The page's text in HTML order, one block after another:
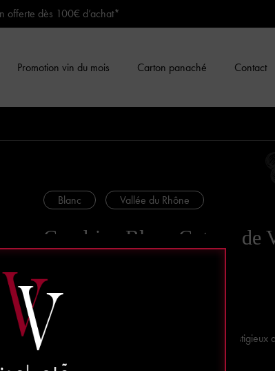
offerte dès 100€ d’achat*
Promotion vin du mois Carton panaché Contact
Blanc Vallée du Rhône
Condrieu Blanc Coteau de
75cl - Mis en bouteille au domaine
Une micro-cuvée d'exception pour le plus prestigieux
Prix à la bouteille : 140 €